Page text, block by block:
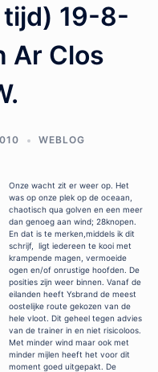
tijd) 19-8-
Ar Clos
WEBLOG
Onze wacht zit er weer op. Het
was op onze plek op de oceaan,
chaotisch qua golven en een meer
dan genoeg aan wind; 28knopen.
En dat is te merken,middels ik dit
schrijf, ligt iedereen te kooi met
krampende magen, vermoeide
ogen en/of onrustige hoofden. De
posities zijn weer binnen. Vanaf de
eilanden heeft Ysbrand de meest
oostelijke route gekozen van de
hele vloot. Dit geheel tegen advies
van de trainer in en niet risicoloos.
Met minder wind maar ook met
minder mijlen heeft het voor dit
moment goed uitgepakt. De